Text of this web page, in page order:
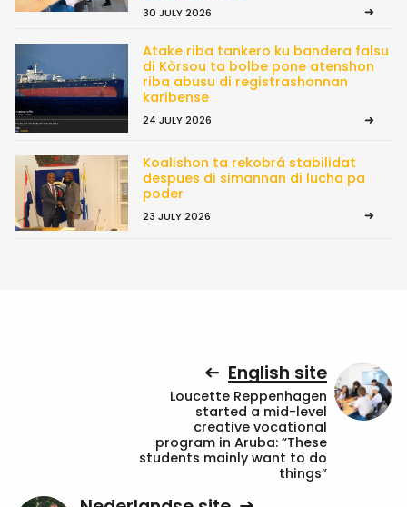
30 JULY 2026
Atake riba tankero ku bandera falsu
di Kòrsou ta bolbe pone atenshon
riba abusu di registrashonnan
karibense
24 JULY 2026
Koalishon ta rekobrá stabilidat
despues di simannan di lucha pa
poder
23 JULY 2026
English site
Loucette Reppenhagen
started a mid-level
creative vocational
program in Aruba: “These
students mainly want to do
things”